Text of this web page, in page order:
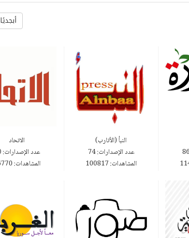
أبجديًا
النبأ (الأتارب)
عدد الإصدارات: 74
المشاهدات: 100817
الاتحاد
عدد الإصدارات: 50
المشاهدات: 96770